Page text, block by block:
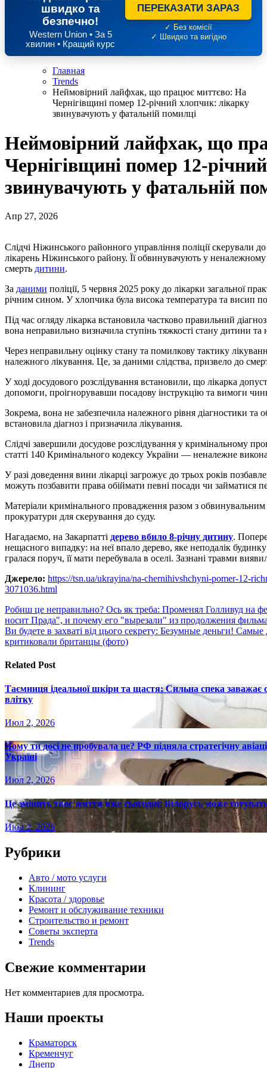
швидко та
безпечно!
Western Union • За 5
хвилин • Кращий курс
ПЕРЕКАЗАТИ ЗАРАЗ
✓ Без комісії
✓ Швидко та вигідно
Главная
Trends
Неймовірний лайфхак, що працює миттєво: На
Чернігівщині помер 12-річний хлопчик: лікарку
звинувачують у фатальній помилці
Неймовірний лайфхак, що
Чернігівщині помер 12-
звинувачують у фатальній
Апр 27, 2026
Слідчі Ніжинського районного управління поліції скерували до суду обвинувальний акт щодо лікарки однієї з
лікарень Ніжинського району. Її обвинувачують у
смерть дитини.
За даними поліції, 5 червня 2025 року до лікарки загальної
річним сином. У хлопчика була висока температура та висип по
Під час огляду лікарка встановила частково правильний
вона неправильно визначила ступінь тяжкості стану дитини
Через неправильну оцінку стану та помилкову тактику
належного лікування. Це, за даними слідства, призвело до
У ході досудового розслідування встановили, що лікарка
допомоги, проігнорувавши посадову інструкцію та вимоги
Зокрема, вона не забезпечила належного рівня діагностики та
встановила діагноз і призначила лікування.
Слідчі завершили досудове розслідування у кримінальному
статті 140 Кримінального кодексу України — неналежне
У разі доведення вини лікарці загрожує до трьох років
можуть позбавити права обіймати певні посади чи займатися
Матеріали кримінального провадження разом з
прокуратури для скерування до суду.
Нагадаємо, на Закарпатті дерево вбило 8-річну дитину.
нещасного випадку: на неї впало дерево, яке неподалік
гралася поруч, її мати перебувала в оселі. Зазнані травми
Джерело: https://tsn.ua/ukrayina/na-chernihivshchyni-pomer-12-
3071036.html
Навигация
по
записям
Робиш це неправильно? Ось як треба: Променял Голливуд на
носит Прада", и почему его "вырезали" из продолжения
Ви будете в захваті від цього секрету: Безумные деньги!
критиковали британцы (фото)
Related Post
Таємниця ідеальної шкіри та щастя: Сильна спека
влітку
Июл 2, 2026
Чому ти досі не пробувала це? РФ підняла стратегічну
Україні
Июл 2, 2026
Це змінить твоє життя вже сьогодні: Білорусь може
Июл 2, 2026
Рубрики
Авто / мото услуги
Клининг
Красота / здоровье
Ремонт и обслуживание техники
Строительство и ремонт
Советы эксперта
Trends
Свежие комментарии
Нет комментариев для просмотра.
Наши проекты
Краматорск
Кременчуг
Днепр